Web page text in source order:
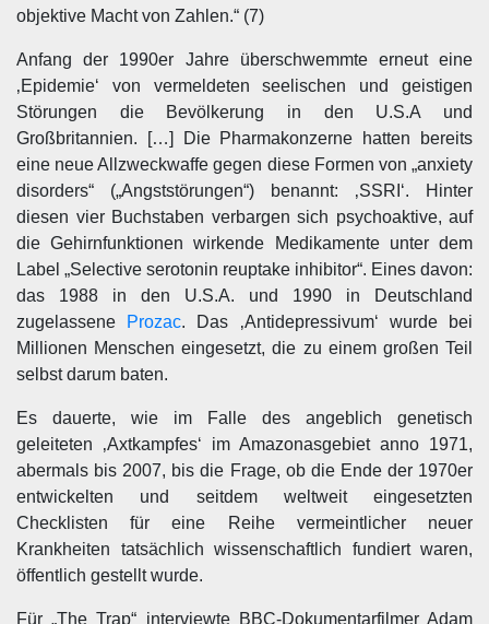
objektive Macht von Zahlen.“ (7)
Anfang der 1990er Jahre überschwemmte erneut eine
‚Epidemie‘ von vermeldeten seelischen und geistigen
Störungen die Bevölkerung in den U.S.A und
Großbritannien. […] Die Pharmakonzerne hatten bereits
eine neue Allzweckwaffe gegen diese Formen von „anxiety
disorders“ („Angststörungen“) benannt: ‚SSRI‘. Hinter
diesen vier Buchstaben verbargen sich psychoaktive, auf
die Gehirnfunktionen wirkende Medikamente unter dem
Label „Selective serotonin reuptake inhibitor“. Eines davon:
das 1988 in den U.S.A. und 1990 in Deutschland
zugelassene
Prozac. Das ‚Antidepressivum‘ wurde bei
Millionen Menschen eingesetzt, die zu einem großen Teil
selbst darum baten.
Es dauerte, wie im Falle des angeblich genetisch
geleiteten ‚Axtkampfes‘ im Amazonasgebiet anno 1971,
abermals bis 2007, bis die Frage, ob die Ende der 1970er
entwickelten und seitdem weltweit eingesetzten
Checklisten für eine Reihe vermeintlicher neuer
Krankheiten tatsächlich wissenschaftlich fundiert waren,
öffentlich gestellt wurde.
Für „The Trap“ interviewte BBC-Dokumentarfilmer Adam